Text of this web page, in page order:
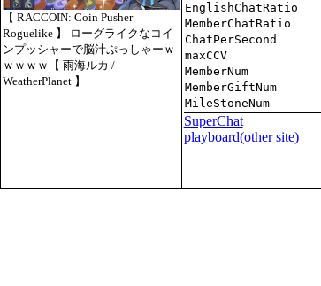
【 RACCOIN: Coin Pusher
Roguelike 】 ローグライクなコイ
ンプッシャーで脳汁ぷっしゃーｗ
ｗｗｗｗ【 雨海ルカ /
WeatherPlanet 】
EnglishChatRatio
MemberChatRatio
ChatPerSecond
maxCCV
MemberNum
MemberGiftNum
MileStoneNum
SuperChat
playboard(other site)